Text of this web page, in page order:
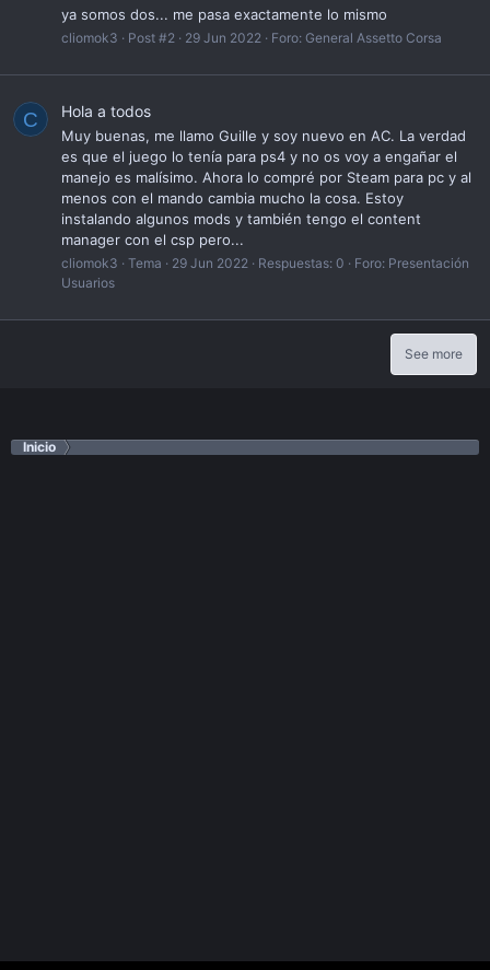
ya somos dos... me pasa exactamente lo mismo
cliomok3 Post #2 29 Jun 2022 Foro: General Assetto Corsa
C Hola a todos
Muy buenas, me llamo Guille y soy nuevo en AC. La verdad
es que el juego lo tenía para ps4 y no os voy a engañar el
manejo es malísimo. Ahora lo compré por Steam para pc y al
menos con el mando cambia mucho la cosa. Estoy
instalando algunos mods y también tengo el content
manager con el csp pero...
cliomok3 Tema 29 Jun 2022 Respuestas: 0 Foro: Presentación
Usuarios
See more
Inicio